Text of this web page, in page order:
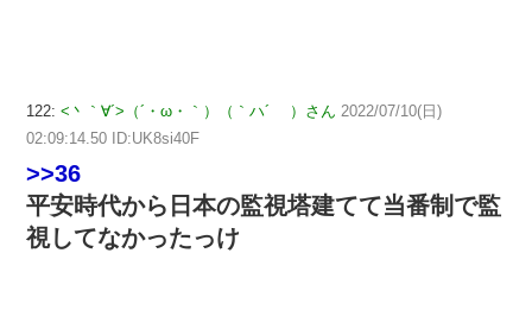
122: <丶｀∀´>（´・ω・｀）（｀ハ´ ）さん 2022/07/10(日)
02:09:14.50 ID:UK8si40F
>>36
平安時代から日本の監視塔建てて当番制で監
視してなかったっけ